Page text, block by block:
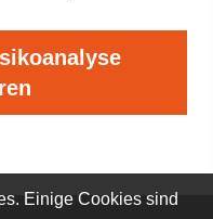
Einige Cookies sind